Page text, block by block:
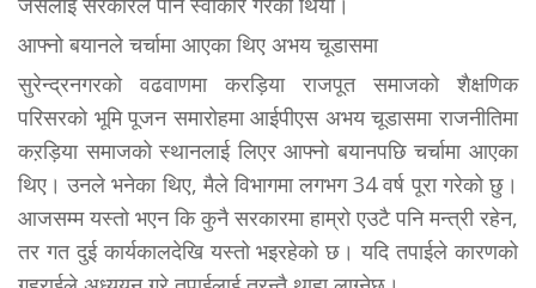
आफ्नो बयानले चर्चामा आएका थिए अभय चूडासमा
सुरेन्द्रनगरको वढवाणमा करड़िया राजपूत समाजको शैक्षणिक
परिसरको भूमि पूजन समारोहमा आईपीएस अभय चूडासमा राजनीतिमा
कऱड़िया समाजको स्थानलाई लिएर आफ्नो बयानपछि चर्चामा आएका
थिए। उनले भनेका थिए, मैले विभागमा लगभग 34 वर्ष पूरा गरेको छु।
आजसम्म यस्तो भएन कि कुनै सरकारमा हाम्रो एउटै पनि मन्त्री रहेन,
तर गत दुई कार्यकालदेखि यस्तो भइरहेको छ। यदि तपाईले कारणको